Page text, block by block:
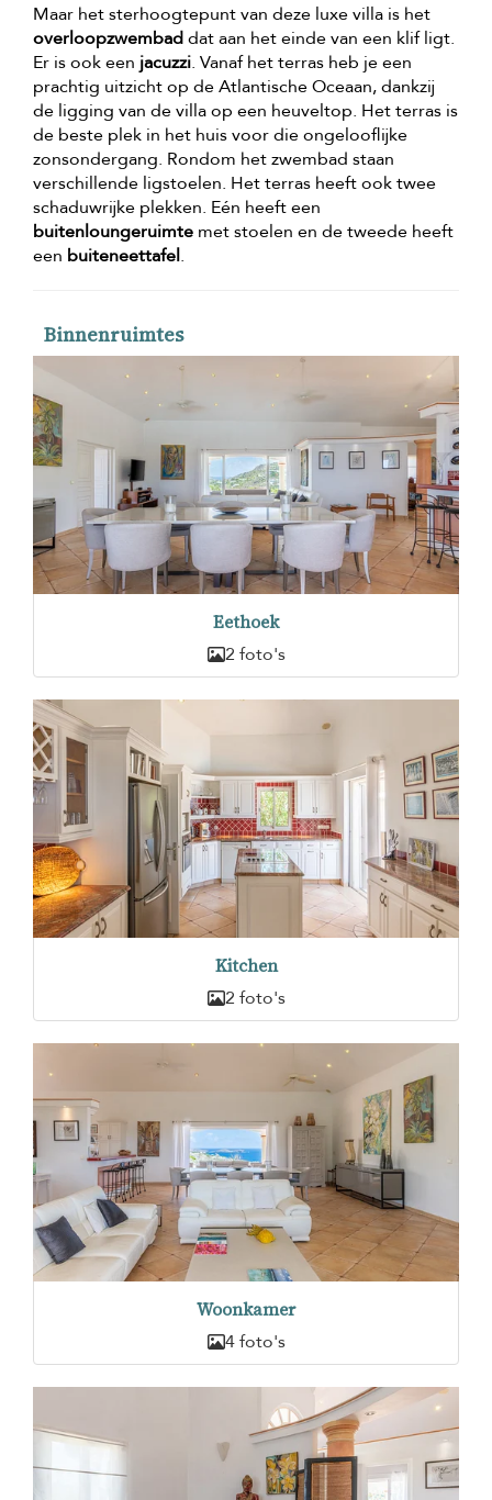
Maar het sterhoogtepunt van deze luxe villa is het
overloopzwembaddat aan het einde van een klif ligt.
Er is ook een jacuzzi. Vanaf het terras heb je een
prachtig uitzicht op de Atlantische Oceaan, dankzij
de ligging van de villa op een heuveltop. Het terras is
de beste plek in het huis voor die ongelooflijke
zonsondergang. Rondom het zwembad staan
verschillende ligstoelen. Het terras heeft ook twee
schaduwrijke plekken. Eén heeft een
buitenloungeruimte met stoelen en de tweede heeft
een buiteneettafel.
Binnenruimtes
Eethoek
2 foto's
Kitchen
2 foto's
Woonkamer
4 foto's